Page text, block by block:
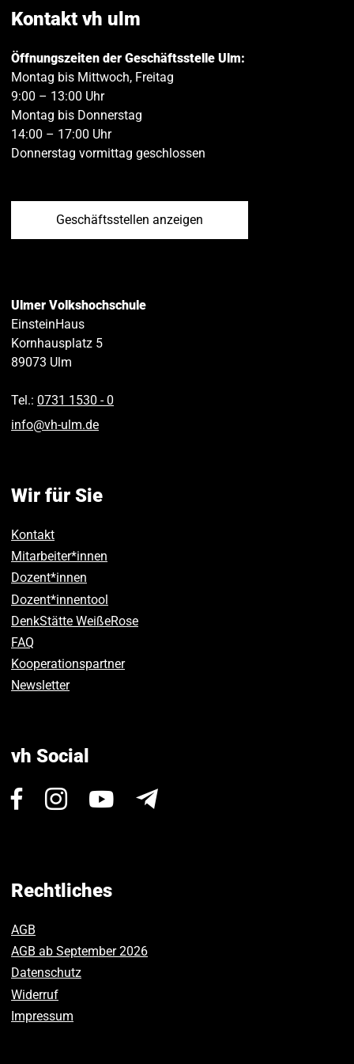
Kontakt vh ulm
Öffnungszeiten der Geschäftsstelle Ulm:
Montag bis Mittwoch, Freitag
9:00 – 13:00 Uhr
Montag bis Donnerstag
14:00 – 17:00 Uhr
Donnerstag vormittag geschlossen
Geschäftsstellen anzeigen
Ulmer Volkshochschule
EinsteinHaus
Kornhausplatz 5
89073 Ulm
Tel.: 0731 1530 ‑ 0
info@vh-ulm.de
Wir für Sie
Kontakt
Mitarbeiter*innen
Dozent*innen
Dozent*innentool
DenkStätte WeißeRose
FAQ
Kooperationspartner
Newsletter
vh Social
Besuchen
Facebook.
Besuchen
Instagram.
Besuchen
Rechtliches
AGB
AGB ab September 2026
Datenschutz
Widerruf
Impressum